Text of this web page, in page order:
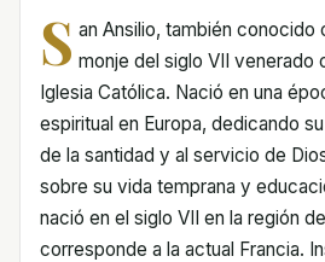
S an Ansilio, también conocido
monje del siglo VII venerado
Iglesia Católica. Nació en una
espiritual en Europa, dedicando
de la santidad y al servicio de
sobre su vida temprana y
nació en el siglo VII en la región
corresponde a la actual Francia.